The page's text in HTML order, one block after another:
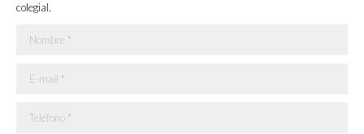
colegial.
Nombre *
E-mail *
Teléfono *